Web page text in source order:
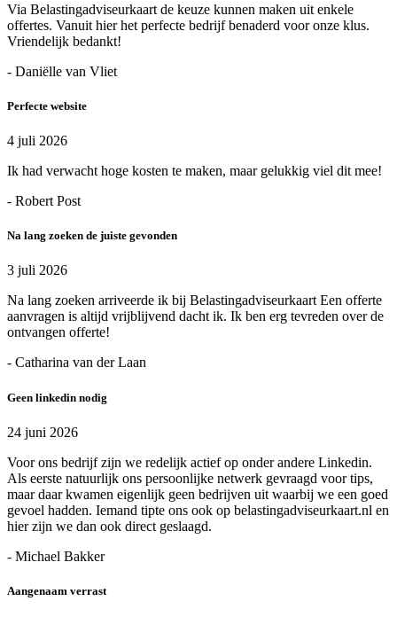
Via Belastingadviseurkaart de keuze kunnen maken uit enkele
offertes. Vanuit hier het perfecte bedrijf benaderd voor onze klus.
Vriendelijk bedankt!
- Daniëlle van Vliet
Perfecte website
4 juli 2026
Ik had verwacht hoge kosten te maken, maar gelukkig viel dit mee!
- Robert Post
Na lang zoeken de juiste gevonden
3 juli 2026
Na lang zoeken arriveerde ik bij Belastingadviseurkaart Een offerte
aanvragen is altijd vrijblijvend dacht ik. Ik ben erg tevreden over de
ontvangen offerte!
- Catharina van der Laan
Geen linkedin nodig
24 juni 2026
Voor ons bedrijf zijn we redelijk actief op onder andere Linkedin.
Als eerste natuurlijk ons persoonlijke netwerk gevraagd voor tips,
maar daar kwamen eigenlijk geen bedrijven uit waarbij we een goed
gevoel hadden. Iemand tipte ons ook op belastingadviseurkaart.nl en
hier zijn we dan ook direct geslaagd.
- Michael Bakker
Aangenaam verrast